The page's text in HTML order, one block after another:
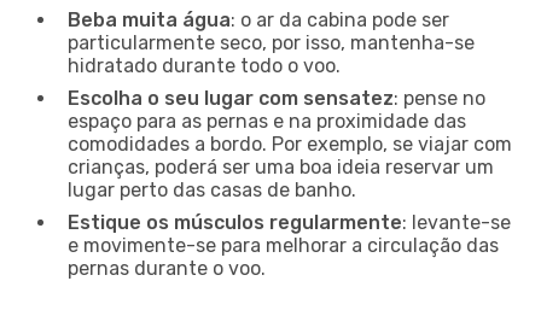
Beba muita água: o ar da cabina pode ser
particularmente seco, por isso, mantenha-se
hidratado durante todo o voo.
Escolha o seu lugar com sensatez: pense no
espaço para as pernas e na proximidade das
comodidades a bordo. Por exemplo, se viajar com
crianças, poderá ser uma boa ideia reservar um
lugar perto das casas de banho.
Estique os músculos regularmente: levante-se
e movimente-se para melhorar a circulação das
pernas durante o voo.